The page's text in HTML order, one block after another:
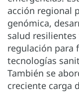
acción regional
genómica,
salud
regulación para
tecnologías
También se
creciente carga